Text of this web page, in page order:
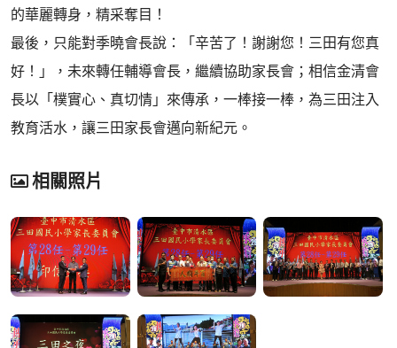
的華麗轉身，精采奪目！
最後，只能對季曉會長說：「辛苦了！謝謝您！三田有您真
好！」，未來轉任輔導會長，繼續協助家長會；相信金清會
長以「樸實心、真切情」來傳承，一棒接一棒，為三田注入
教育活水，讓三田家長會邁向新紀元。
相關照片